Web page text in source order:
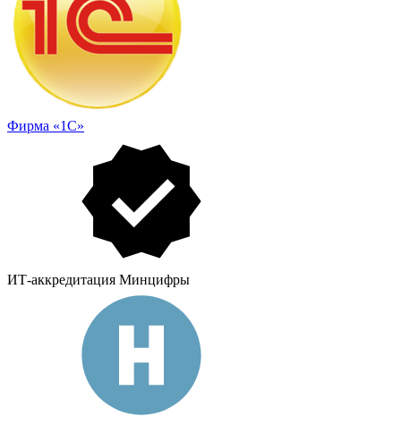
Фирма «1С»
ИТ-аккредитация Минцифры